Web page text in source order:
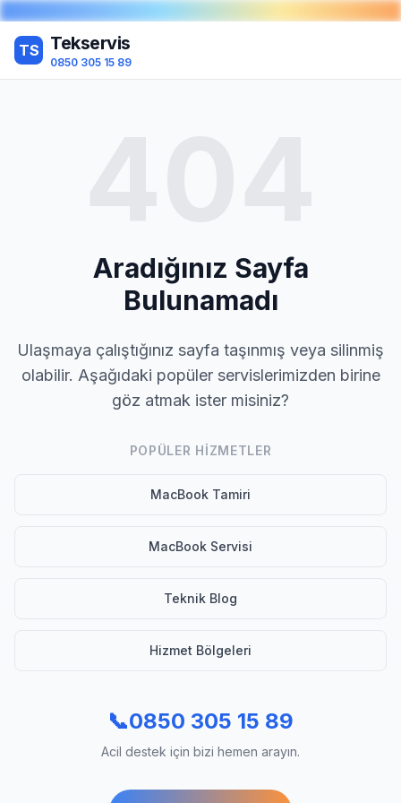
TS Tekservis
0850 305 15 89
Aradığınız Sayfa
Bulunamadı
Ulaşmaya çalıştığınız sayfa taşınmış veya silinmiş
olabilir. Aşağıdaki popüler servislerimizden birine
göz atmak ister misiniz?
POPÜLER HIZMETLER
MacBook Tamiri
MacBook Servisi
Teknik Blog
Hizmet Bölgeleri
📞0850 305 15 89
Acil destek için bizi hemen arayın.